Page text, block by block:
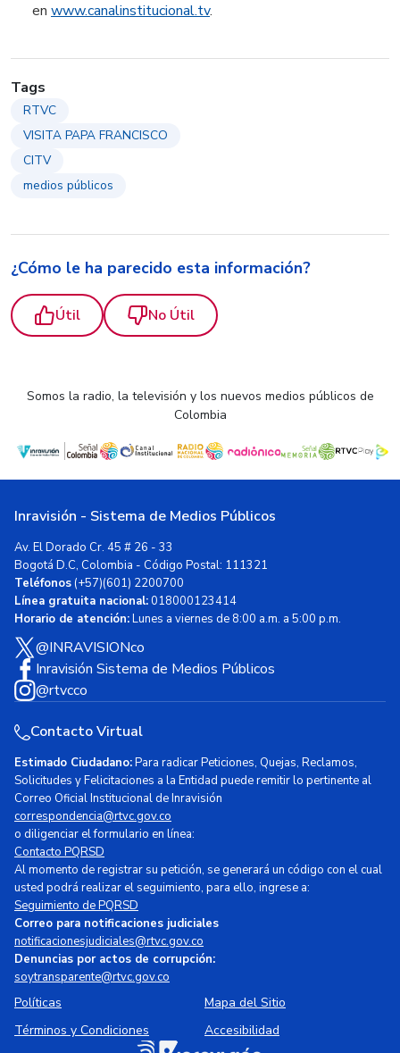
en www.canalinstitucional.tv.
Tags
RTVC
VISITA PAPA FRANCISCO
CITV
medios públicos
¿Cómo le ha parecido esta información?
Útil No Útil
Somos la radio, la televisión y los nuevos medios públicos de
Colombia
Inravisión - Sistema de Medios Públicos
Av. El Dorado Cr. 45 # 26 - 33
Bogotá D.C, Colombia - Código Postal: 111321
Teléfonos(+57)(601) 2200700
Línea gratuita nacional:018000123414
Horario de atención:Lunes a viernes de 8:00 a.m. a 5:00 p.m.
@INRAVISIONco
Inravisión Sistema de Medios Públicos
@rtvcco
Contacto Virtual
Estimado Ciudadano:Para radicar Peticiones, Quejas, Reclamos,
Solicitudes y Felicitaciones a la Entidad puede remitir lo pertinente al
Correo Oficial Institucional de Inravisión
correspondencia@rtvc.gov.co
o diligenciar el formulario en línea:
Contacto PQRSD
Al momento de registrar su petición, se generará un código con el cual
usted podrá realizar el seguimiento, para ello, ingrese a:
Seguimiento de PQRSD
Correo para notificaciones judiciales
notificacionesjudiciales@rtvc.gov.co
Denuncias por actos de corrupción:
soytransparente@rtvc.gov.co
Políticas
Mapa del Sitio
Términos y Condiciones
Accesibilidad